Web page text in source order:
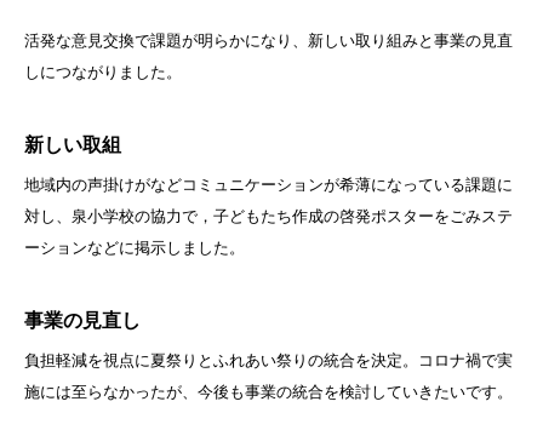
活発な意見交換で課題が明らかになり、新しい取り組みと事業の見直
しにつながりました。
新しい取組
地域内の声掛けがなどコミュニケーションが希薄になっている課題に
対し、泉小学校の協力で，子どもたち作成の啓発ポスターをごみステ
ーションなどに掲示しました。
事業の見直し
負担軽減を視点に夏祭りとふれあい祭りの統合を決定。コロナ禍で実
施には至らなかったが、今後も事業の統合を検討していきたいです。